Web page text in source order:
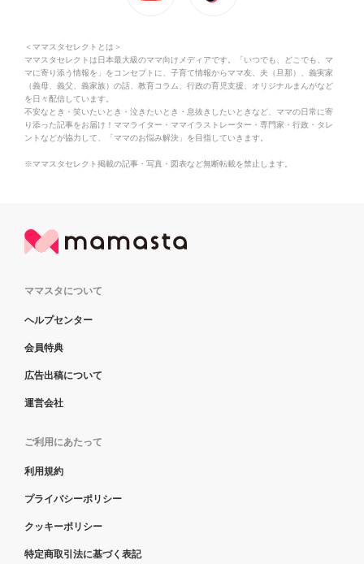
＜ママスタセレクトとは＞
ママスタセレクトは日本最大級のママ向けメディアです。「いつでも、どこでも、マ
マに寄り添う情報を」をコンセプトに、子育て情報からママ友、夫（旦那）、義実家
（義母、義父、義家族）の話、教育コラム、行政の育児支援、オリジナルまんがなど
を日々配信しています。
不安なとき・笑いたいとき・泣きたいとき・息抜きしたいときなど、ママの日常に寄
り添った記事をお届け！ママライター・ママイラストレーター・専門家・行政・タレ
ントなどが協力して、「ママのお悩み解決」を目指していきます。
※ママスタセレクト掲載の記事・写真・図表など無断転載を禁止します。
ママスタについて
ヘルプセンター
会員特典
広告出稿について
運営会社
ご利用にあたって
利用規約
プライバシーポリシー
クッキーポリシー
特定商取引法に基づく表記